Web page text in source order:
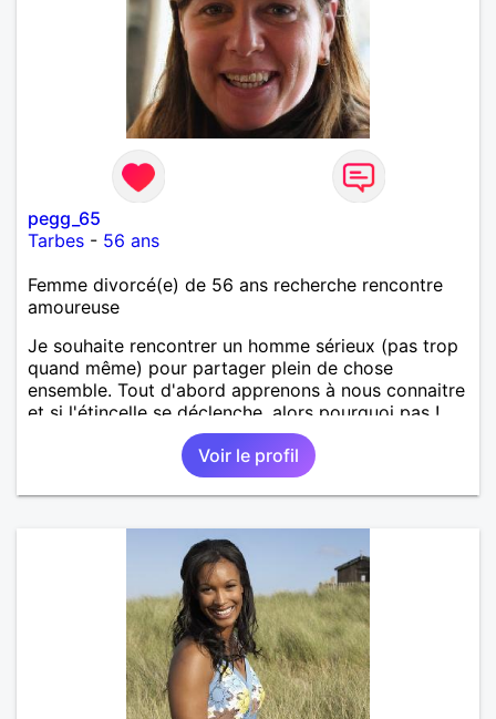
pegg_65
Tarbes - 56 ans
Femme divorcé(e) de 56 ans recherche rencontre
amoureuse
Je souhaite rencontrer un homme sérieux (pas trop
quand même) pour partager plein de chose
ensemble. Tout d'abord apprenons à nous connaitre
et si l'étincelle se déclenche, alors pourquoi pas !
Voir le profil